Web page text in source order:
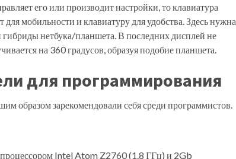
его или производит настройки, то клавиатура
мобильности и клавиатуру для удобства. Здесь нужна
нетбука/планшета. В последних дисплей не
на 360 градусов, образуя подобие планшета.
для программирования
образом зарекомендовали себя среди программистов.
Intel Atom Z2760 (1.8 ГГц) и 2Gb